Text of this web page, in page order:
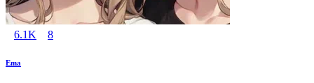
6.1K 8
Ema